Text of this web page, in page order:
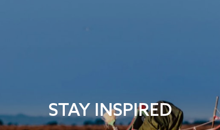
STAY INSPIRED